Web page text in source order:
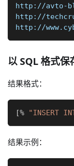
http://avto-
http://
http://
以 SQL 格式保
结果格式：
[% "INSERT
结果示例：